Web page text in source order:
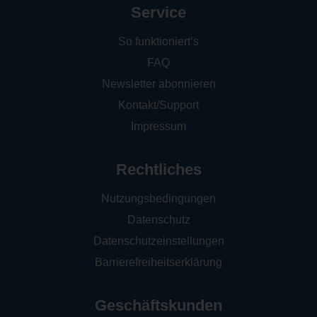
Service
So funktioniert‘s
FAQ
Newsletter abonnieren
Kontakt/Support
Impressum
Rechtliches
Nutzungsbedingungen
Datenschutz
Datenschutzeinstellungen
Barrierefreiheitserklärung
Geschäftskunden